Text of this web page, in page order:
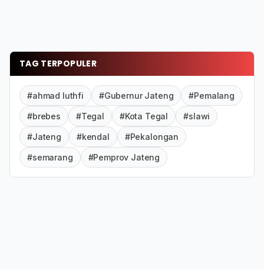
TAG TERPOPULER
#ahmad luthfi #Gubernur Jateng #Pemalang
#brebes #Tegal #Kota Tegal #slawi
#Jateng #kendal #Pekalongan
#semarang #Pemprov Jateng